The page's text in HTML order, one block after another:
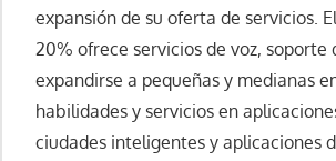
expansión de su oferta de servicios.
20% ofrece servicios de voz,
expandirse a pequeñas y medianas
habilidades y servicios en
ciudades inteligentes y aplicaciones